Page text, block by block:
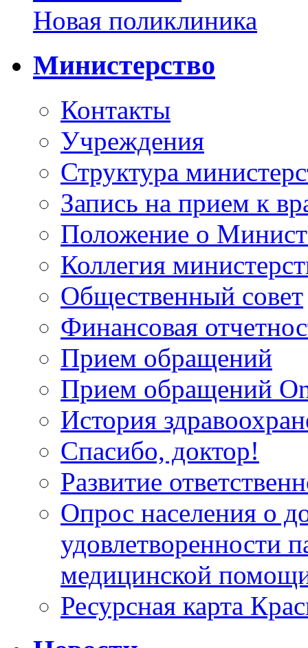
Новая поликлиника
Министерство
Контакты
Учреждения
Структура
Запись на прием к
Положение о
Коллегия
Общественный совет
Финансовая
Прием обращений
Прием обращений
История
Спасибо, доктор!
Развитие
Опрос населения о
удовлетворенности
медицинской
Ресурсная карта